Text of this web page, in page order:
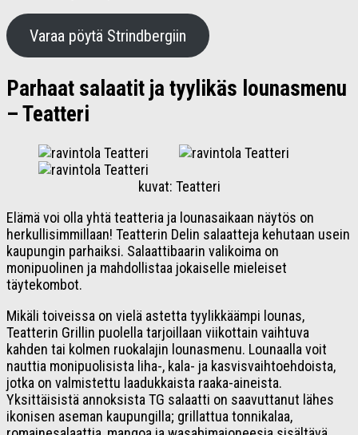
Varaa pöytä Strindbergiin
Parhaat salaatit ja tyylikäs lounasmenu
– Teatteri
kuvat: Teatteri
Elämä voi olla yhtä teatteria ja lounasaikaan näytös on
herkullisimmillaan! Teatterin Delin salaatteja kehutaan usein
kaupungin parhaiksi. Salaattibaarin valikoima on
monipuolinen ja mahdollistaa jokaiselle mieleiset
täytekombot.
Mikäli toiveissa on vielä astetta tyylikkäämpi lounas,
Teatterin Grillin puolella tarjoillaan viikottain vaihtuva
kahden tai kolmen ruokalajin lounasmenu. Lounaalla voit
nauttia monipuolisista liha-, kala- ja kasvisvaihtoehdoista,
jotka on valmistettu laadukkaista raaka-aineista.
Yksittäisistä annoksista TG salaatti on saavuttanut lähes
ikonisen aseman kaupungilla; grillattua tonnikalaa,